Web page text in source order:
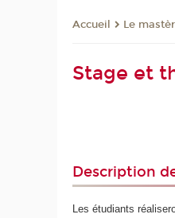
Accueil Le
Stage et
Description
Les étudiants